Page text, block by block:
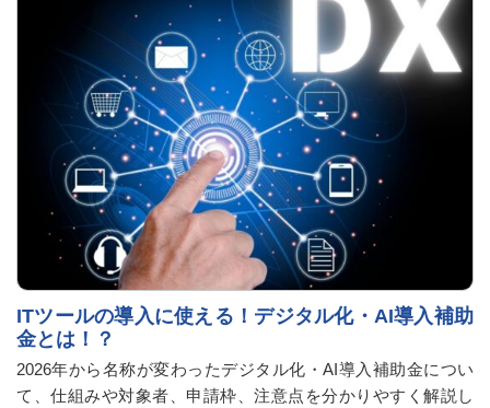
ITツールの導入に使える！デジタル化・AI導入補助
金とは！？
2026年から名称が変わったデジタル化・AI導入補助金につい
て、仕組みや対象者、申請枠、注意点を分かりやすく解説し